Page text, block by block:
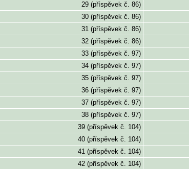
29 (příspěvek č. 86)
30 (příspěvek č. 86)
31 (příspěvek č. 86)
32 (příspěvek č. 86)
33 (příspěvek č. 97)
34 (příspěvek č. 97)
35 (příspěvek č. 97)
36 (příspěvek č. 97)
37 (příspěvek č. 97)
38 (příspěvek č. 97)
39 (příspěvek č. 104)
40 (příspěvek č. 104)
41 (příspěvek č. 104)
42 (příspěvek č. 104)